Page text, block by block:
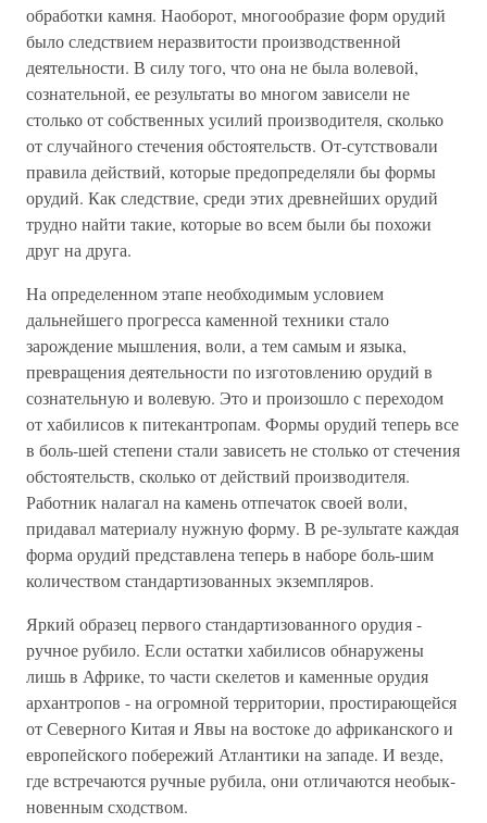
обработки камня. Наоборот, многообразие форм орудий
было следствием неразвитости производственной
деятельности. В силу того, что она не была волевой,
сознательной, ее результаты во многом зависели не
столько от собственных усилий производителя, сколько
от случайного стечения обстоятельств. От-сутствовали
правила действий, которые предопределяли бы формы
орудий. Как следствие, среди этих древнейших орудий
трудно найти такие, которые во всем были бы похожи
друг на друга.
На определенном этапе необходимым условием
дальнейшего прогресса каменной техники стало
зарождение мышления, воли, а тем самым и языка,
превращения деятельности по изготовлению орудий в
сознательную и волевую. Это и произошло с переходом
от хабилисов к питекантропам. Формы орудий теперь все
в боль-шей степени стали зависеть не столько от стечения
обстоятельств, сколько от действий производителя.
Работник налагал на камень отпечаток своей воли,
придавал материалу нужную форму. В ре-зультате каждая
форма орудий представлена теперь в наборе боль-шим
количеством стандартизованных экземпляров.
Яркий образец первого стандартизованного орудия -
ручное рубило. Если остатки хабилисов обнаружены
лишь в Африке, то части скелетов и каменные орудия
архантропов - на огромной территории, простирающейся
от Северного Китая и Явы на востоке до африканского и
европейского побережий Атлантики на западе. И везде,
где встречаются ручные рубила, они отличаются необык-
новенным сходством.